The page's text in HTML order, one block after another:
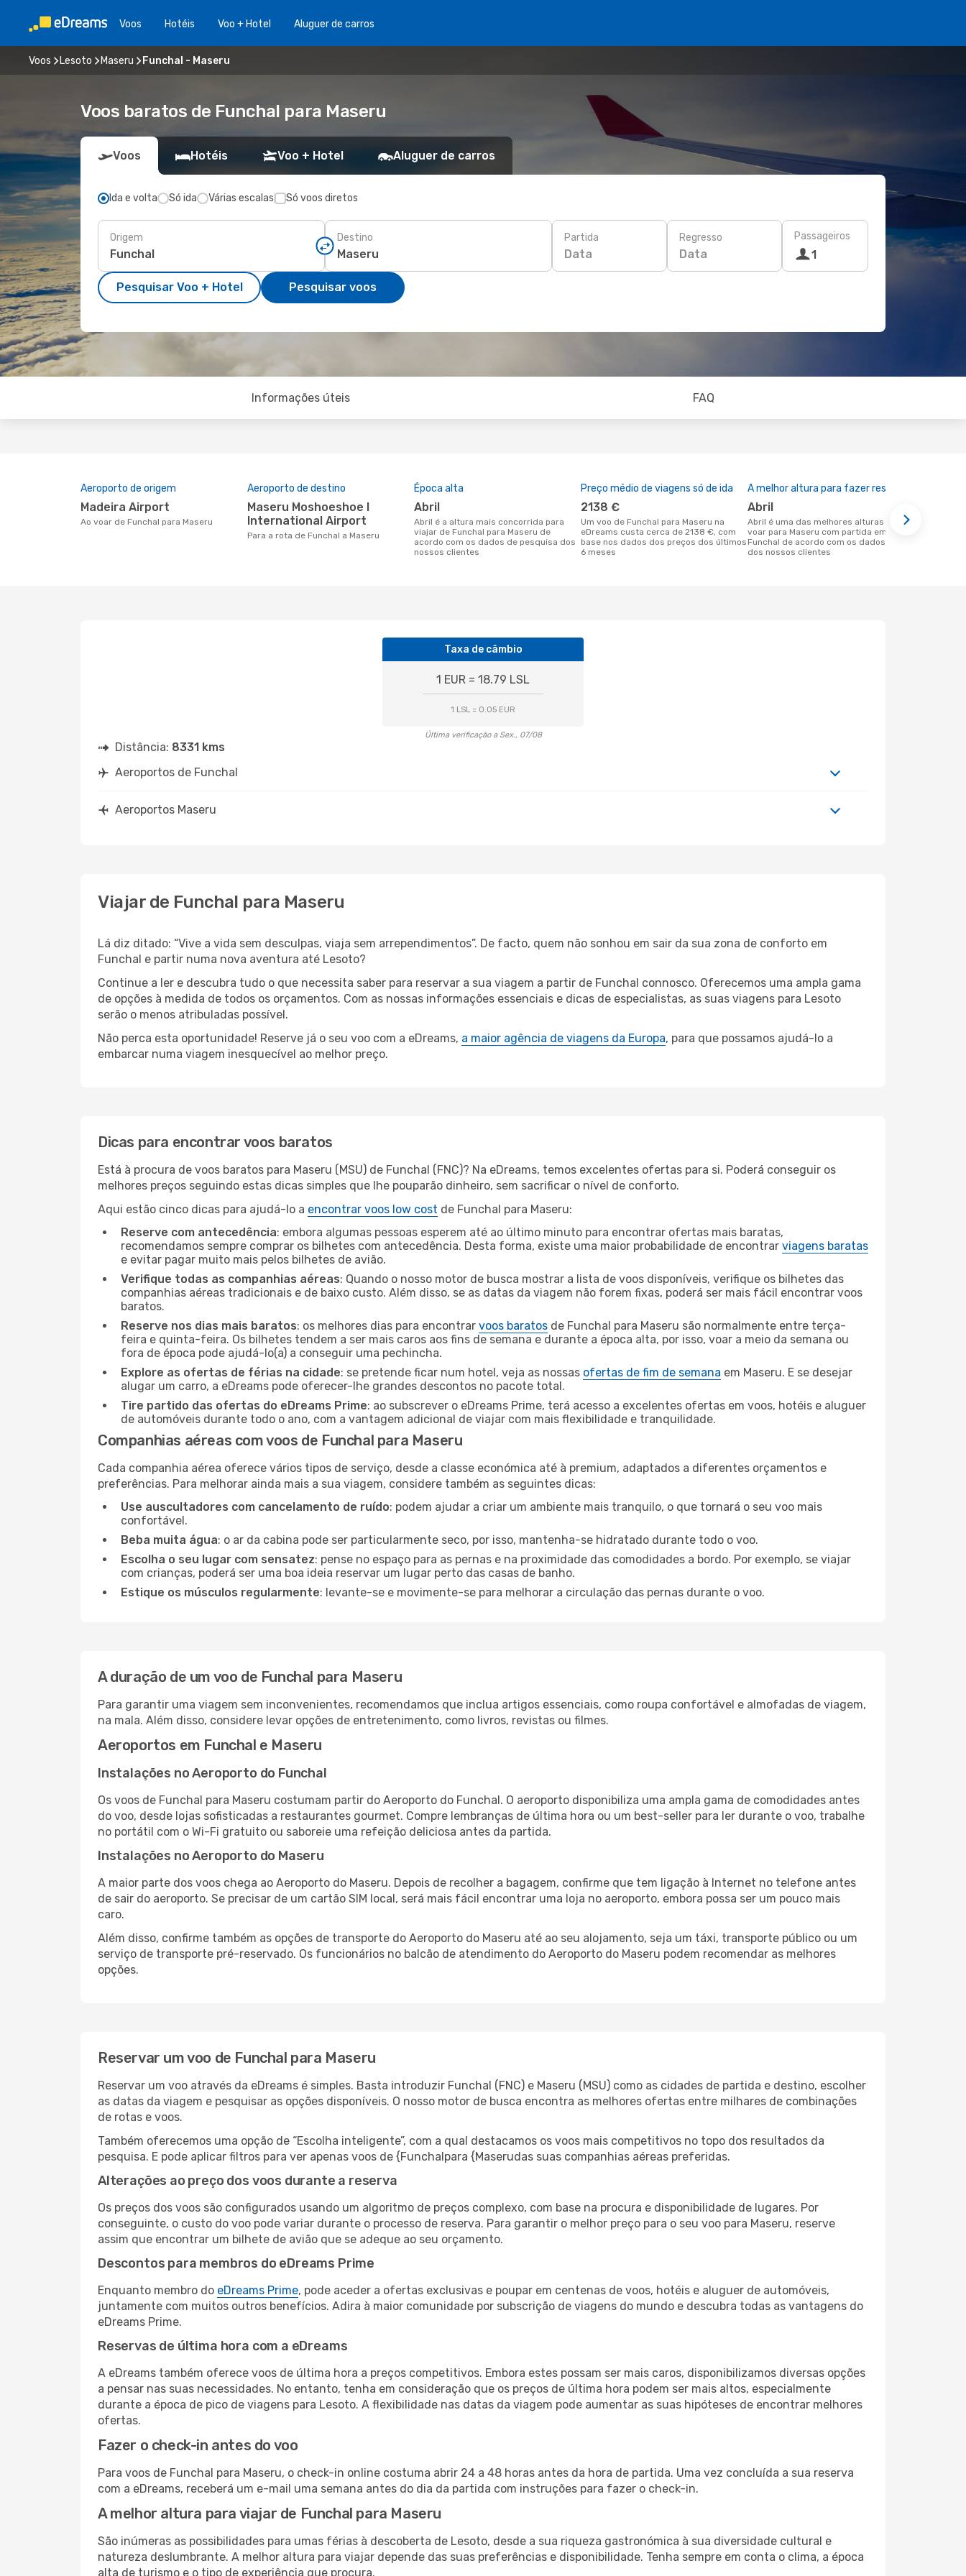
Voos Hotéis Voo + Hotel Aluguer de carros
Voos Lesoto Maseru Funchal - Maseru
Voos baratos de Funchal para Maseru
Voos Hotéis Voo + Hotel Aluguer de carros
Ida e volta Só ida Várias escalas Só voos diretos
Origem Destino Partida
Data
Regresso
Data
Passageiros
1
Pesquisar Voo + Hotel Pesquisar voos
Informações úteis FAQ
Aeroporto de origem
Madeira Airport
Ao voar de Funchal para Maseru
Aeroporto de destino
Maseru Moshoeshoe I
International Airport
Para a rota de Funchal a Maseru
Época alta
abril
abril é a altura mais concorrida para
viajar de Funchal para Maseru de
acordo com os dados de pesquisa dos
nossos clientes
Preço médio de viagens só de ida
2138 €
Um voo de Funchal para Maseru na
eDreams custa cerca de 2138 €, com
base nos dados dos preços dos últimos
6 meses
A melhor altura para fazer reserva
abril
abril é uma das melhores alturas para
voar para Maseru com partida em
Funchal de acordo com os dados reais
dos nossos clientes
Taxa de câmbio
1 EUR = 18.79 LSL
1 LSL = 0.05 EUR
Última verificação a Sex., 07/08
Distância: 8331 kms
Aeroportos de Funchal
Aeroportos Maseru
Viajar de Funchal para Maseru
Lá diz ditado: “Vive a vida sem desculpas, viaja sem arrependimentos”. De facto, quem não sonhou em sair da sua zona de conforto em
Funchal e partir numa nova aventura até Lesoto?
Continue a ler e descubra tudo o que necessita saber para reservar a sua viagem a partir de Funchal connosco. Oferecemos uma ampla gama
de opções à medida de todos os orçamentos. Com as nossas informações essenciais e dicas de especialistas, as suas viagens para Lesoto
serão o menos atribuladas possível.
Não perca esta oportunidade! Reserve já o seu voo com a eDreams, a maior agência de viagens da Europa, para que possamos ajudá-lo a
embarcar numa viagem inesquecível ao melhor preço.
Dicas para encontrar voos baratos
Está à procura de voos baratos para Maseru (MSU) de Funchal (FNC)? Na eDreams, temos excelentes ofertas para si. Poderá conseguir os
melhores preços seguindo estas dicas simples que lhe pouparão dinheiro, sem sacrificar o nível de conforto.
Aqui estão cinco dicas para ajudá-lo a encontrar voos low cost de Funchal para Maseru:
Reserve com antecedência: embora algumas pessoas esperem até ao último minuto para encontrar ofertas mais baratas,
recomendamos sempre comprar os bilhetes com antecedência. Desta forma, existe uma maior probabilidade de encontrar viagens baratas
e evitar pagar muito mais pelos bilhetes de avião.
Verifique todas as companhias aéreas: Quando o nosso motor de busca mostrar a lista de voos disponíveis, verifique os bilhetes das
companhias aéreas tradicionais e de baixo custo. Além disso, se as datas da viagem não forem fixas, poderá ser mais fácil encontrar voos
baratos.
Reserve nos dias mais baratos: os melhores dias para encontrar voos baratos de Funchal para Maseru são normalmente entre terça-
feira e quinta-feira. Os bilhetes tendem a ser mais caros aos fins de semana e durante a época alta, por isso, voar a meio da semana ou
fora de época pode ajudá-lo(a) a conseguir uma pechincha.
Explore as ofertas de férias na cidade: se pretende ficar num hotel, veja as nossas ofertas de fim de semana em Maseru. E se desejar
alugar um carro, a eDreams pode oferecer-lhe grandes descontos no pacote total.
Tire partido das ofertas do eDreams Prime: ao subscrever o eDreams Prime, terá acesso a excelentes ofertas em voos, hotéis e aluguer
de automóveis durante todo o ano, com a vantagem adicional de viajar com mais flexibilidade e tranquilidade.
Companhias aéreas com voos de Funchal para Maseru
Cada companhia aérea oferece vários tipos de serviço, desde a classe económica até à premium, adaptados a diferentes orçamentos e
preferências. Para melhorar ainda mais a sua viagem, considere também as seguintes dicas:
Use auscultadores com cancelamento de ruído: podem ajudar a criar um ambiente mais tranquilo, o que tornará o seu voo mais
confortável.
Beba muita água: o ar da cabina pode ser particularmente seco, por isso, mantenha-se hidratado durante todo o voo.
Escolha o seu lugar com sensatez: pense no espaço para as pernas e na proximidade das comodidades a bordo. Por exemplo, se viajar
com crianças, poderá ser uma boa ideia reservar um lugar perto das casas de banho.
Estique os músculos regularmente: levante-se e movimente-se para melhorar a circulação das pernas durante o voo.
A duração de um voo de Funchal para Maseru
Para garantir uma viagem sem inconvenientes, recomendamos que inclua artigos essenciais, como roupa confortável e almofadas de viagem,
na mala. Além disso, considere levar opções de entretenimento, como livros, revistas ou filmes.
Aeroportos em Funchal e Maseru
Instalações no Aeroporto do Funchal
Os voos de Funchal para Maseru costumam partir do Aeroporto do Funchal. O aeroporto disponibiliza uma ampla gama de comodidades antes
do voo, desde lojas sofisticadas a restaurantes gourmet. Compre lembranças de última hora ou um best-seller para ler durante o voo, trabalhe
no portátil com o Wi-Fi gratuito ou saboreie uma refeição deliciosa antes da partida.
Instalações no Aeroporto do Maseru
A maior parte dos voos chega ao Aeroporto do Maseru. Depois de recolher a bagagem, confirme que tem ligação à Internet no telefone antes
de sair do aeroporto. Se precisar de um cartão SIM local, será mais fácil encontrar uma loja no aeroporto, embora possa ser um pouco mais
caro.
Além disso, confirme também as opções de transporte do Aeroporto do Maseru até ao seu alojamento, seja um táxi, transporte público ou um
serviço de transporte pré-reservado. Os funcionários no balcão de atendimento do Aeroporto do Maseru podem recomendar as melhores
opções.
Reservar um voo de Funchal para Maseru
Reservar um voo através da eDreams é simples. Basta introduzir Funchal (FNC) e Maseru (MSU) como as cidades de partida e destino, escolher
as datas da viagem e pesquisar as opções disponíveis. O nosso motor de busca encontra as melhores ofertas entre milhares de combinações
de rotas e voos.
Também oferecemos uma opção de “Escolha inteligente”, com a qual destacamos os voos mais competitivos no topo dos resultados da
pesquisa. E pode aplicar filtros para ver apenas voos de {Funchalpara {Maserudas suas companhias aéreas preferidas.
Alterações ao preço dos voos durante a reserva
Os preços dos voos são configurados usando um algoritmo de preços complexo, com base na procura e disponibilidade de lugares. Por
conseguinte, o custo do voo pode variar durante o processo de reserva. Para garantir o melhor preço para o seu voo para Maseru, reserve
assim que encontrar um bilhete de avião que se adeque ao seu orçamento.
Descontos para membros do eDreams Prime
Enquanto membro do eDreams Prime, pode aceder a ofertas exclusivas e poupar em centenas de voos, hotéis e aluguer de automóveis,
juntamente com muitos outros benefícios. Adira à maior comunidade por subscrição de viagens do mundo e descubra todas as vantagens do
eDreams Prime.
Reservas de última hora com a eDreams
A eDreams também oferece voos de última hora a preços competitivos. Embora estes possam ser mais caros, disponibilizamos diversas opções
a pensar nas suas necessidades. No entanto, tenha em consideração que os preços de última hora podem ser mais altos, especialmente
durante a época de pico de viagens para Lesoto. A flexibilidade nas datas da viagem pode aumentar as suas hipóteses de encontrar melhores
ofertas.
Fazer o check-in antes do voo
Para voos de Funchal para Maseru, o check-in online costuma abrir 24 a 48 horas antes da hora de partida. Uma vez concluída a sua reserva
com a eDreams, receberá um e-mail uma semana antes do dia da partida com instruções para fazer o check-in.
A melhor altura para viajar de Funchal para Maseru
São inúmeras as possibilidades para umas férias à descoberta de Lesoto, desde a sua riqueza gastronómica à sua diversidade cultural e
natureza deslumbrante. A melhor altura para viajar depende das suas preferências e disponibilidade. Tenha sempre em conta o clima, a época
alta de turismo e o tipo de experiência que procura.